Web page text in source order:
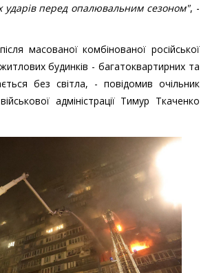
ударів перед опалювальним сезоном", -
масованої комбінованої російської
будинків - багатоквартирних та
без світла, - повідомив очільник
адміністрації Тимур Ткаченко